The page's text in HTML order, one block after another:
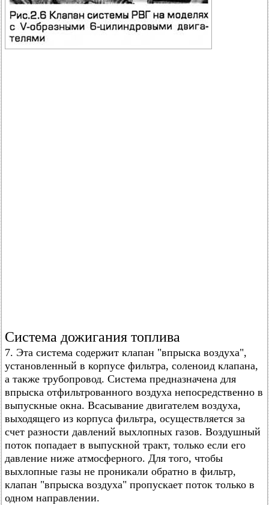
Система дожигания топлива
7. Эта система содержит клапан "впрыска воздуха",
установленный в корпусе фильтра, соленоид клапана,
а также трубопровод. Система предназначена для
впрыска отфильтрованного воздуха непосредственно в
выпускные окна. Всасывание двигателем воздуха,
выходящего из корпуса фильтра, осуществляется за
счет разности давлений выхлопных газов. Воздушный
поток попадает в выпускной тракт, только если его
давление ниже атмосферного. Для того, чтобы
выхлопные газы не проникали обратно в фильтр,
клапан "впрыска воздуха" пропускает поток только в
одном направлении.